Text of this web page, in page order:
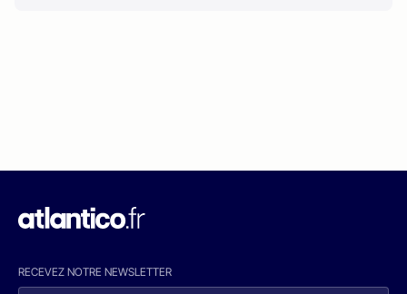
RECEVEZ NOTRE NEWSLETTER